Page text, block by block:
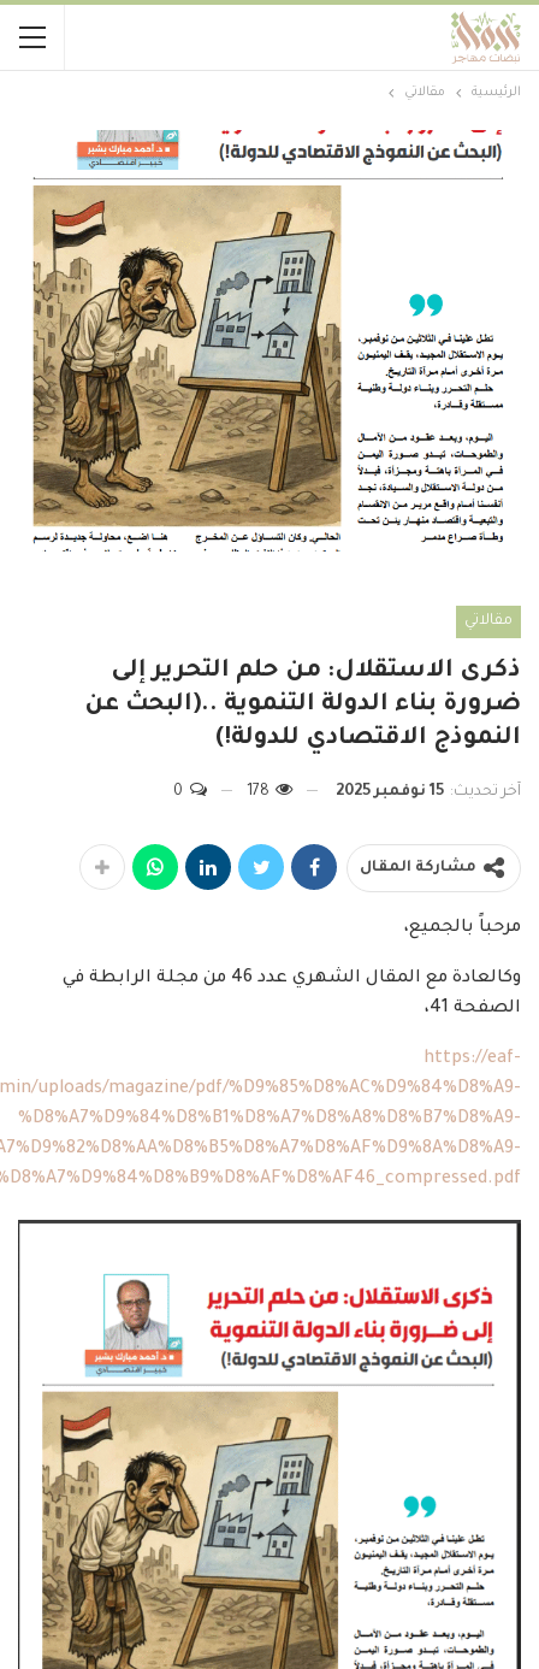
الرئيسية مقالاتي
مقالاتي
ذكرى الاستقلال: من حلم التحرير إلى
ضرورة بناء الدولة التنموية ..(البحث عن
النموذج الاقتصادي للدولة!)
آخر تحديث: 15 نوفمبر 2025
مشاركة المقال
مرحباً بالجميع،
وكالعادة مع المقال الشهري عدد 46 من مجلة الرابطة في
الصفحة 41،
https://eaf-
uploads/magazine/pdf/%D9%85%D8%AC%D9%84%D8%A9-
%D8%A7%D9%84%D8%B1%D8%A7%D8%A8%D8%B7%D8%A9-